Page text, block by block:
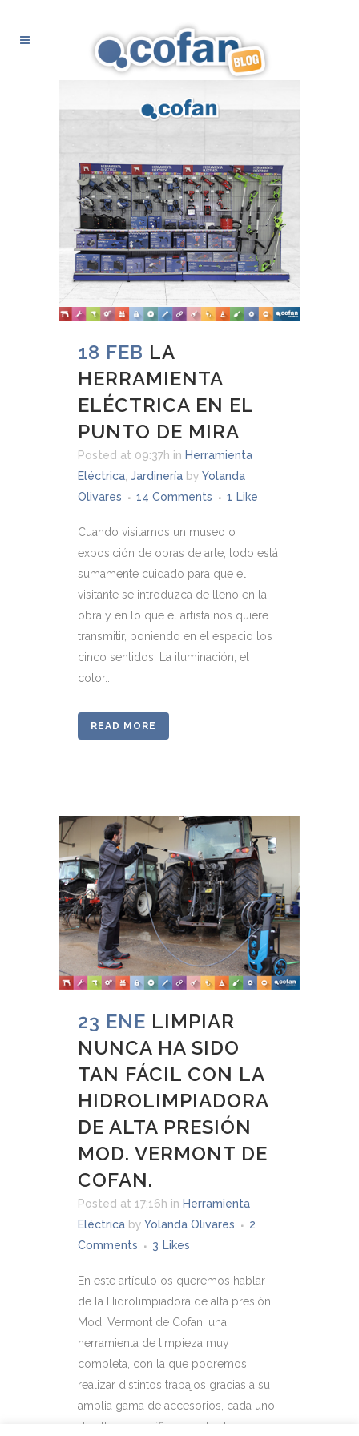
18 FEB LA
HERRAMIENTA
ELÉCTRICA EN EL
PUNTO DE MIRA
Posted at 09:37h in Herramienta
Eléctrica Jardinería by Yolanda
Olivares
14 Comments 1 Like
Cuando visitamos un museo o
exposición de obras de arte, todo está
sumamente cuidado para que el
visitante se introduzca de lleno en la
obra y en lo que el artista nos quiere
transmitir, poniendo en el espacio los
cinco sentidos. La iluminación, el
color...
READ MORE
23 ENE LIMPIAR
NUNCA HA SIDO
TAN FÁCIL CON LA
HIDROLIMPIADORA
DE ALTA PRESIÓN
MOD. VERMONT DE
COFAN.
Posted at 17:16h in Herramienta
Eléctrica by Yolanda Olivares
2
Comments
3 Likes
En este artículo os queremos hablar
de la Hidrolimpiadora de alta presión
Mod. Vermont de Cofan, una
herramienta de limpieza muy
completa, con la que podremos
realizar distintos trabajos gracias a su
amplia gama de accesorios, cada uno
de ellos específico para las tareas